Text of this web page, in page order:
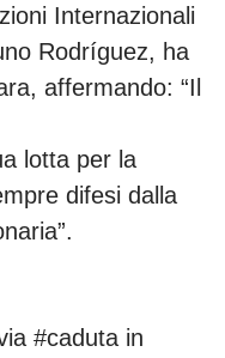
Internazionali
Rodríguez, ha
affermando: “Il
lotta per la
difesi dalla
#caduta in